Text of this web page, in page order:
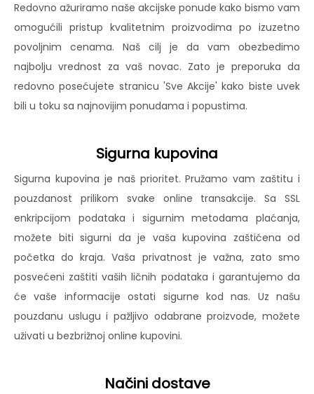
Redovno ažuriramo naše akcijske ponude kako bismo vam
omogućili pristup kvalitetnim proizvodima po izuzetno
povoljnim cenama. Naš cilj je da vam obezbedimo
najbolju vrednost za vaš novac. Zato je preporuka da
redovno posećujete stranicu 'Sve Akcije' kako biste uvek
bili u toku sa najnovijim ponudama i popustima.
Sigurna kupovina
Sigurna kupovina je naš prioritet. Pružamo vam zaštitu i
pouzdanost prilikom svake online transakcije. Sa SSL
enkripcijom podataka i sigurnim metodama plaćanja,
možete biti sigurni da je vaša kupovina zaštićena od
početka do kraja. Vaša privatnost je važna, zato smo
posvećeni zaštiti vaših ličnih podataka i garantujemo da
će vaše informacije ostati sigurne kod nas. Uz našu
pouzdanu uslugu i pažljivo odabrane proizvode, možete
uživati u bezbrižnoj online kupovini.
Načini dostave